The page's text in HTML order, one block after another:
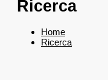
Ricerca
Home
Ricerca